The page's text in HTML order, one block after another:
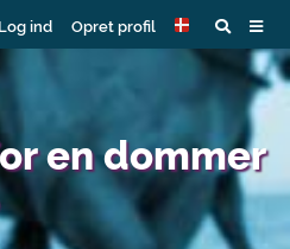
Log ind Opret profil
en dommer